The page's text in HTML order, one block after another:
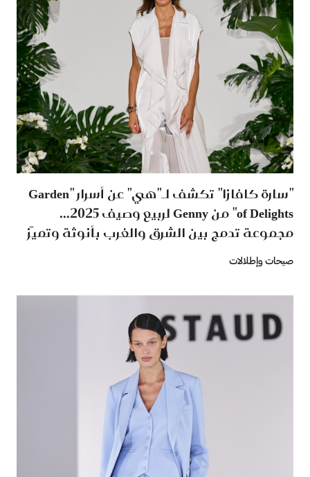
"سارة كافازا" تكشف لـ"هي" عن أسرار "Garden
of Delights" من Genny لربيع وصيف 2025...
مجموعة تدمج بين الشرق والغرب بأنوثة وتميّز
صيحات وإطلالات